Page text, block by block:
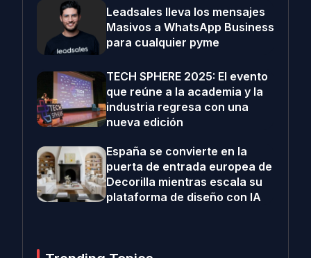
Leadsales lleva los mensajes
Masivos a WhatsApp Business
para cualquier pyme
TECH SPHERE 2025: El evento
que reúne a la academia y la
industria regresa con una
nueva edición
España se convierte en la
puerta de entrada europea de
Decorilla mientras escala su
plataforma de diseño con IA